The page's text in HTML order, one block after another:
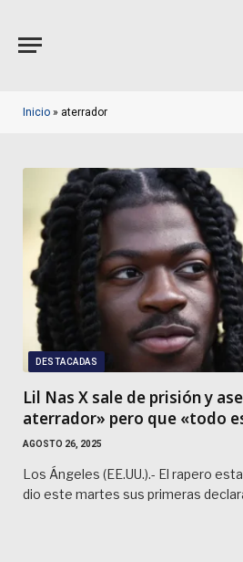
Inicio » aterrador
DESTACADAS
Lil Nas X sale de prisión y
aterrador» pero que «todo
AGOSTO 26, 2025
Los Ángeles (EE.UU.).- El rapero
dio este martes sus primeras